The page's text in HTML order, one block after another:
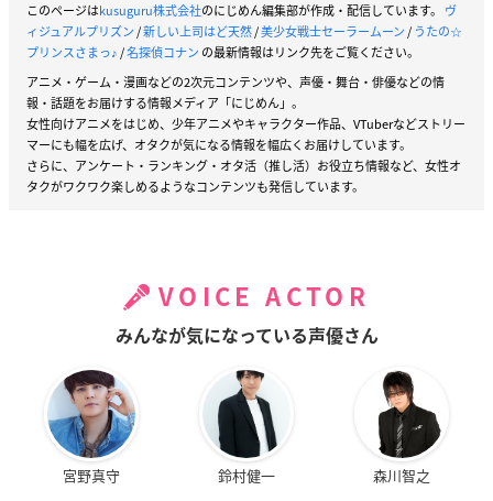
このページはkusuguru株式会社のにじめん編集部が作成・配信しています。 ヴ
ィジュアルプリズン/新しい上司はど天然/美少女戦士セーラームーン/ うたの☆
プリンスさまっ♪/名探偵コナン の最新情報はリンク先をご覧ください。
アニメ・ゲーム・漫画などの2次元コンテンツや、声優・舞台・俳優などの情
報・話題をお届けする情報メディア「にじめん」。
女性向けアニメをはじめ、少年アニメやキャラクター作品、VTuberなどストリー
マーにも幅を広げ、オタクが気になる情報を幅広くお届けしています。
さらに、アンケート・ランキング・オタ活（推し活）お役立ち情報など、女性オ
タクがワクワク楽しめるようなコンテンツも発信しています。
VOICE ACTOR
みんなが気になっている声優さん
宮野真守 鈴村健一 森川智之